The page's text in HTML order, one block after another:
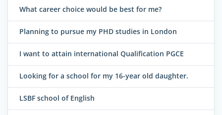
What career choice would be best for me?
Planning to pursue my PHD studies in London
I want to attain international Qualification PGCE
Looking for a school for my 16-year old daughter.
LSBF school of English